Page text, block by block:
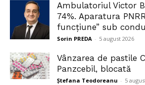
Ambulatoriul Victor
74%. Aparatura
funcțiune” sub
Sorin PREDA - 5 august 2026
Vânzarea de pastile
Panzcebil, blocată
Ștefana Teodoreanu - 5